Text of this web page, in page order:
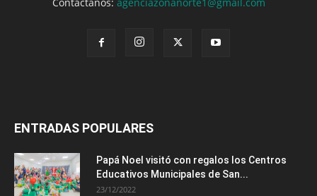
Contáctanos: agenciazonanorte1@gmail.com
ENTRADAS POPULARES
Papá Noel visitó con regalos los Centros
Educativos Municipales de San...
23/12/2022